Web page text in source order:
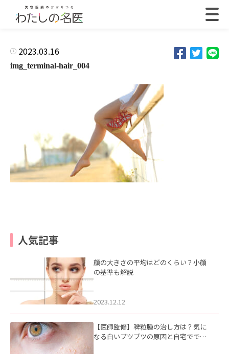
2023.03.16
img_terminal-hair_004
人気記事
顔の大きさの平均はどのくらい？小顔
の基準も解説
2023.12.12
【医師監修】稗粒腫の治し方は？気に
なる白いブツブツの原因と自宅ででき